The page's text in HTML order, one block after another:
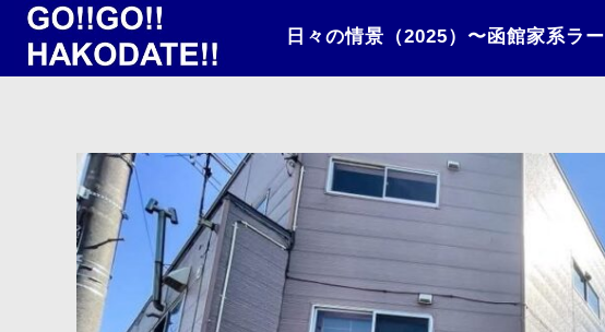
日々の情景（2025）〜函館家系ラ